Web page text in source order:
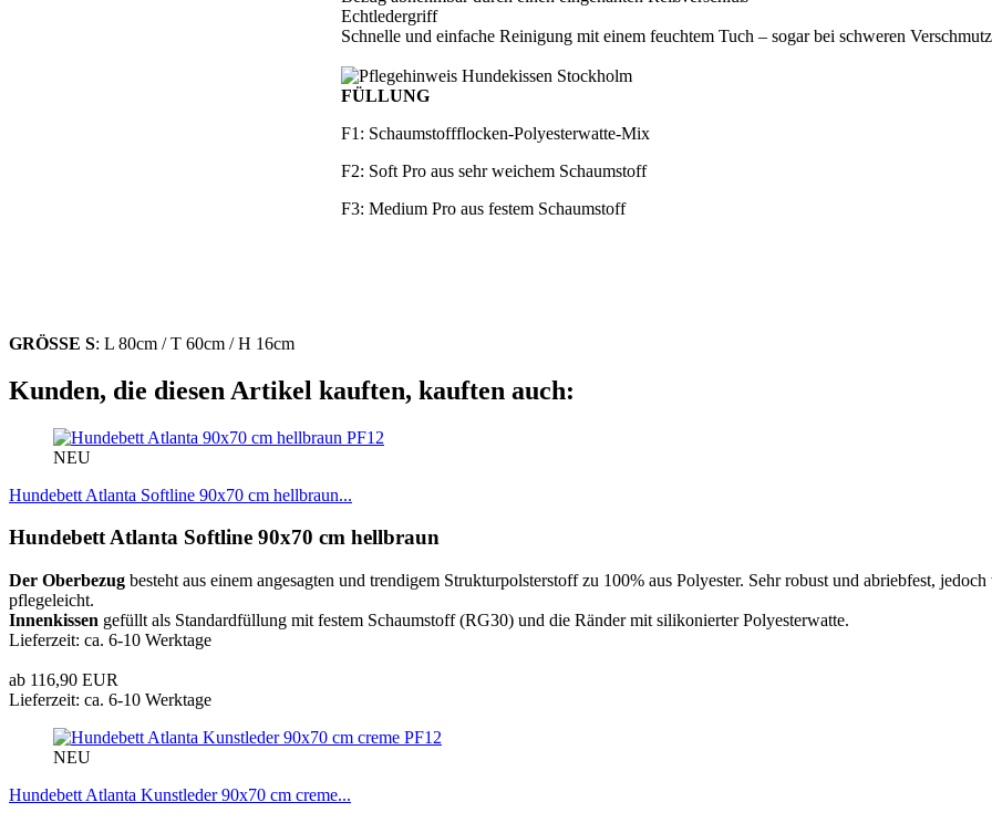
Echtledergriff
Schnelle und einfache Reinigung mit einem feuchtem Tuch – sogar bei schweren
FÜLLUNG
F1: Schaumstoffflocken-Polyesterwatte-Mix
F2: Soft Pro aus sehr weichem Schaumstoff
F3: Medium Pro aus festem Schaumstoff
GRÖSSE S: L 80cm / T 60cm / H 16cm
Kunden, die diesen Artikel kauften, kauften auch:
PF12
NEU
Hundebett Atlanta Softline 90x70 cm hellbraun...
Hundebett Atlanta Softline 90x70 cm hellbraun
Der Oberbezug besteht aus einem angesagten und trendigem Strukturpolsterstoff zu 100% aus Polyester. Sehr robust und abriebfest,
pflegeleicht.
Innenkissen gefüllt als Standardfüllung mit festem Schaumstoff (RG30) und die Ränder mit silikonierter Polyesterwatte.
Lieferzeit: ca. 6-10 Werktage
ab 116,90 EUR
Lieferzeit: ca. 6-10 Werktage
PF12
NEU
Hundebett Atlanta Kunstleder 90x70 cm creme...